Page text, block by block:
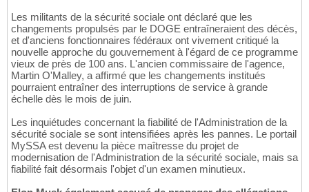
Les militants de la sécurité sociale ont déclaré que les
changements propulsés par le DOGE entraîneraient des décès,
et d'anciens fonctionnaires fédéraux ont vivement critiqué la
nouvelle approche du gouvernement à l'égard de ce programme
vieux de près de 100 ans. L'ancien commissaire de l'agence,
Martin O'Malley, a affirmé que les changements institués
pourraient entraîner des interruptions de service à grande
échelle dès le mois de juin.
Les inquiétudes concernant la fiabilité de l'Administration de la
sécurité sociale se sont intensifiées après les pannes. Le portail
MySSA est devenu la pièce maîtresse du projet de
modernisation de l'Administration de la sécurité sociale, mais sa
fiabilité fait désormais l'objet d'un examen minutieux.